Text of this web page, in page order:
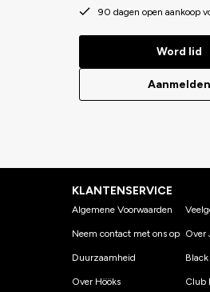
90 dagen open aankoop
Word lid
Aanmelden
KLANTENSERVICE
Algemene Voorwaarden
Neem contact met ons op
Duurzaamheid
Over Hööks
Over
Club